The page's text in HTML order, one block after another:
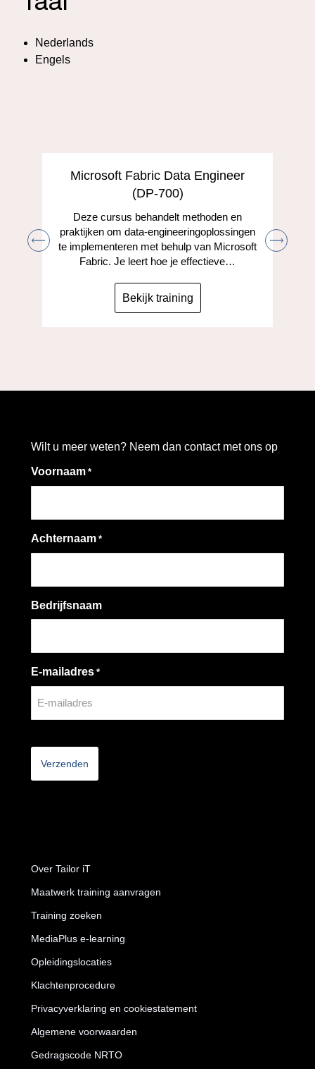
Nederlands
Engels
Microsoft Fabric Data Engineer
(DP-700)
Deze cursus behandelt methoden en
praktijken om data-engineeringoplossingen
te implementeren met behulp van Microsoft
Fabric. Je leert hoe je effectieve…
Bekijk training
Over Tailor iT
Maatwerk training aanvragen
Training zoeken
MediaPlus e-learning
Opleidingslocaties
Klachtenprocedure
Privacyverklaring en cookiestatement
Algemene voorwaarden
Gedragscode NRTO
Wilt u meer weten? Neem dan contact met ons op
Voornaam *
Achternaam *
Bedrijfsnaam
E-mailadres *